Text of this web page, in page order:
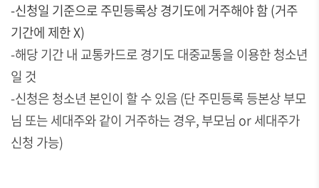
-신청일 기준으로 주민등록상 경기도에 거주해야 함 (거주
기간에 제한 X)
-해당 기간 내 교통카드로 경기도 대중교통을 이용한 청소년
일 것
-신청은 청소년 본인이 할 수 있음 (단 주민등록 등본상 부모
님 또는 세대주와 같이 거주하는 경우, 부모님 or 세대주가
신청 가능)